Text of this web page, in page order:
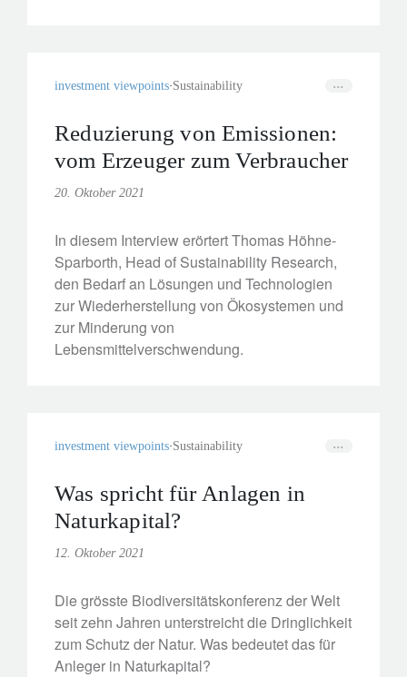
investment viewpoints Sustainability
Reduzierung von Emissionen:
vom Erzeuger zum Verbraucher
20. Oktober 2021
In diesem Interview erörtert Thomas Höhne-
Sparborth, Head of Sustainability Research,
den Bedarf an Lösungen und Technologien
zur Wiederherstellung von Ökosystemen und
zur Minderung von
Lebensmittelverschwendung.
investment viewpoints Sustainability
Was spricht für Anlagen in
Naturkapital?
12. Oktober 2021
Die grösste Biodiversitätskonferenz der Welt
seit zehn Jahren unterstreicht die Dringlichkeit
zum Schutz der Natur. Was bedeutet das für
Anleger in Naturkapital?